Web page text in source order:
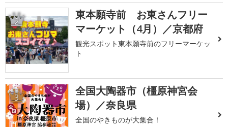
2
東本願寺前 お東さんフリー
マーケット（4月）／京都府
観光スポット東本願寺前のフリーマーケッ
ト
3
全国大陶器市（橿原神宮会
場）／奈良県
全国のやきものが大集合！